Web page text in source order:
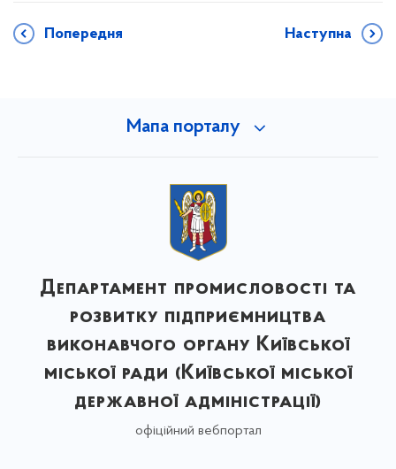
Попередня Наступна
Мапа порталу
Департамент промисловості та
розвитку підприємництва
виконавчого органу Київської
міської ради (Київської міської
державної адміністрації)
офіційний вебпортал